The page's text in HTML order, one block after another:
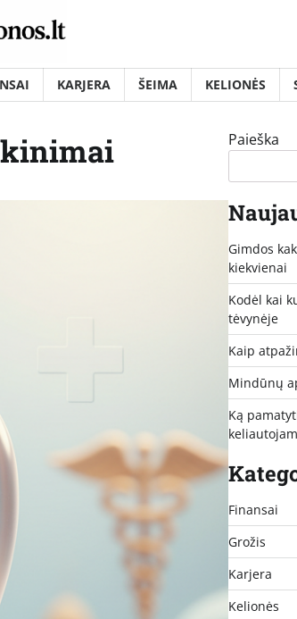
KARJERA ŠEIMA KELIONĖS
Paieška
Gimdos
kiekvienai
Kodėl kai
tėvynėje
Kaip
Mindūnų
Ką
Finansai
Grožis
Karjera
Kelionės